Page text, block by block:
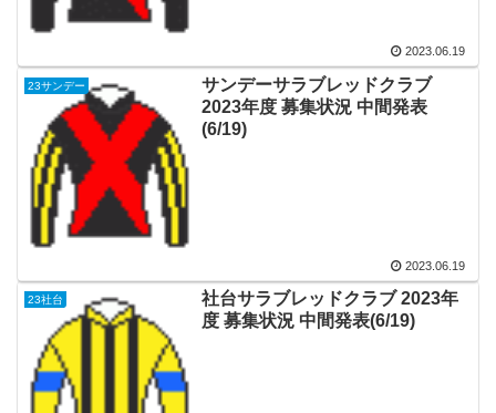
2023.06.19
23サンデー
サンデーサラブレッドクラブ
2023年度 募集状況 中間発表
(6/19)
2023.06.19
23社台
社台サラブレッドクラブ 2023年
度 募集状況 中間発表(6/19)